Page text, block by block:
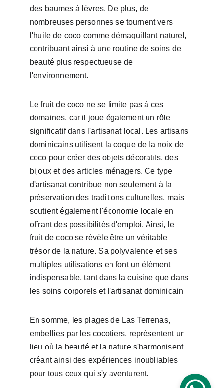
des baumes à lèvres. De plus, de
nombreuses personnes se tournent vers
l'huile de coco comme démaquillant naturel,
contribuant ainsi à une routine de soins de
beauté plus respectueuse de
l'environnement.
Le fruit de coco ne se limite pas à ces
domaines, car il joue également un rôle
significatif dans l'artisanat local. Les artisans
dominicains utilisent la coque de la noix de
coco pour créer des objets décoratifs, des
bijoux et des articles ménagers. Ce type
d'artisanat contribue non seulement à la
préservation des traditions culturelles, mais
soutient également l'économie locale en
offrant des possibilités d'emploi. Ainsi, le
fruit de coco se révèle être un véritable
trésor de la nature. Sa polyvalence et ses
multiples utilisations en font un élément
indispensable, tant dans la cuisine que dans
les soins corporels et l'artisanat dominicain.
En somme, les plages de Las Terrenas,
embellies par les cocotiers, représentent un
lieu où la beauté et la nature s'harmonisent,
créant ainsi des expériences inoubliables
pour tous ceux qui s'y aventurent.